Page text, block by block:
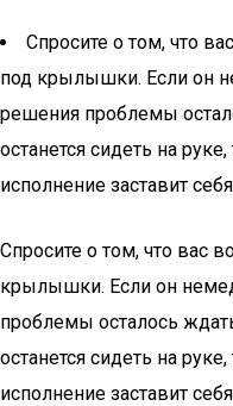
Спросите о том, что
под крылышки. Если он
решения проблемы
останется сидеть на
исполнение заставит
Спросите о том, что вас
крылышки. Если он
проблемы осталось
останется сидеть на
исполнение заставит